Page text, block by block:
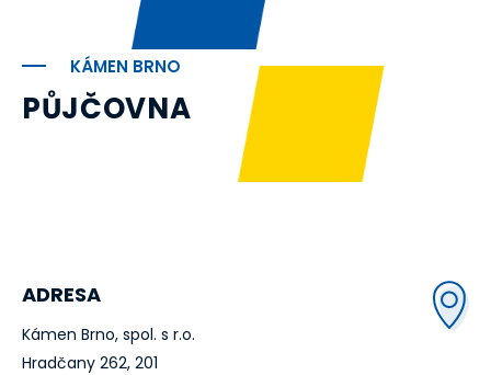
KÁMEN BRNO
PŮJČOVNA
ADRESA
Kámen Brno, spol. s r.o.
Hradčany 262, 201